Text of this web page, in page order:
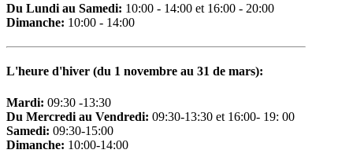
Du Lundi au Samedi: 10:00 - 14:00 et 16:00 - 20:00
Dimanche: 10:00 - 14:00
L'heure d'hiver (du 1 novembre au 31 de mars):
Mardi: 09:30 -13:30
Du Mercredi au Vendredi: 09:30-13:30 et 16:00- 19: 00
Samedi: 09:30-15:00
Dimanche: 10:00-14:00